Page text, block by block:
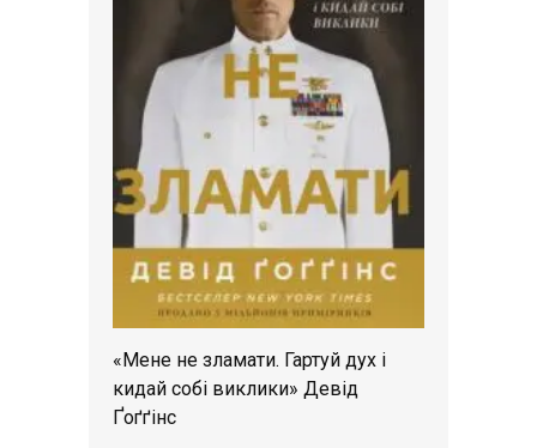
«Мене не зламати. Гартуй дух і
кидай собі виклики» Девід
Ґоґґінс